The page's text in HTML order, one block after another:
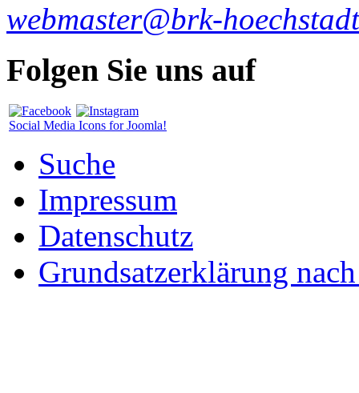
webmaster@brk-
Folgen Sie uns auf
Social Media Icons for Joomla!
Suche
Impressum
Datenschutz
Grundsatzerklärung